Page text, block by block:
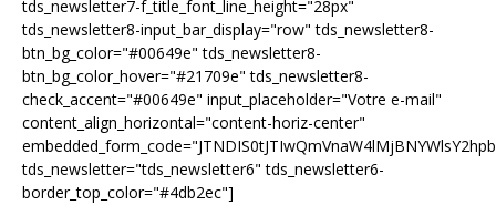
tds_newsletter7-f_title_font_line_height="28px"
tds_newsletter8-input_bar_display="row" tds_newsletter8-
btn_bg_color="#00649e" tds_newsletter8-
btn_bg_color_hover="#21709e" tds_newsletter8-
check_accent="#00649e" input_placeholder="Votre e-mail"
content_align_horizontal="content-horiz-center"
tds_newsletter="tds_newsletter6" tds_newsletter6-
border_top_color="#4db2ec"]